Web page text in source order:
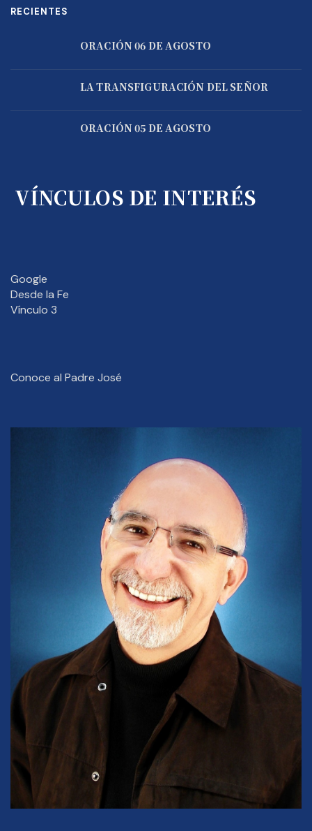
RECIENTES
ORACIÓN 06 DE AGOSTO
LA TRANSFIGURACIÓN DEL SEÑOR
ORACIÓN 05 DE AGOSTO
VÍNCULOS DE INTERÉS
Google
Desde la Fe
Vínculo 3
Conoce al Padre José